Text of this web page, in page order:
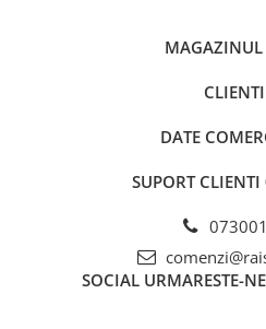
MAGAZINUL
CLIENTI
DATE
SUPORT CLIENTI
SOCIAL URMARESTE-